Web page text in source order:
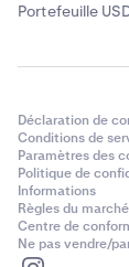
Portefeuille
Déclaration de
Conditions de
Paramètres des
Politique de
Informations
Règles du marché
Centre de
Ne pas vendre/